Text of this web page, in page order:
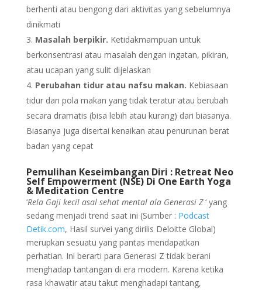
berhenti atau bengong dari aktivitas yang sebelumnya
dinikmati
Masalah berpikir. Ketidakmampuan untuk
berkonsentrasi atau masalah dengan ingatan, pikiran,
atau ucapan yang sulit dijelaskan
Perubahan tidur atau nafsu makan. Kebiasaan
tidur dan pola makan yang tidak teratur atau berubah
secara dramatis (bisa lebih atau kurang) dari biasanya.
Biasanya juga disertai kenaikan atau penurunan berat
badan yang cepat
Pemulihan Keseimbangan Diri : Retreat Neo
Self Empowerment (NSE) Di One Earth Yoga
& Meditation Centre
‘Rela Gaji kecil asal sehat mental ala Generasi Z‘ yang
sedang menjadi trend saat ini (Sumber : Podcast
Detik.com, Hasil survei yang dirilis Deloitte Global)
merupkan sesuatu yang pantas mendapatkan
perhatian. Ini berarti para Generasi Z tidak berani
menghadap tantangan di era modern. Karena ketika
rasa khawatir atau takut menghadapi tantang,